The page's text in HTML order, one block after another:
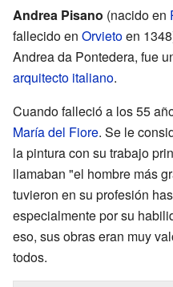
Andrea Pisano (nacido en
fallecido en Orvietoen
Andrea da Pontedera, fue
arquitecto italiano.
Cuando falleció a los 55
María del Fiore. Se le
la pintura con su trabajo
llamaban "el hombre más
tuvieron en su profesión
especialmente por su
eso, sus obras eran muy
todos.